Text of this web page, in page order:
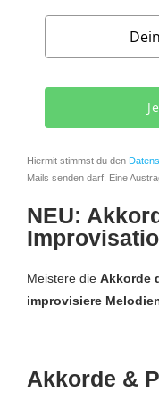
Hiermit stimmst du den
Mails senden darf. Eine
NEU:
Meistere die Akkorde
improvisiere
Akkorde &